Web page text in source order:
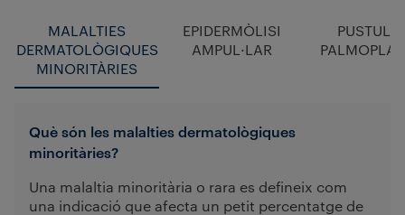
MALALTIES
DERMATOLÒGIQUES
MINORITÀRIES
EPIDERMÒLISI
AMPUL·LAR
Què són les malalties dermatològiques
minoritàries?
Una malaltia minoritària o rara es defineix com
una indicació que afecta un petit percentatge de